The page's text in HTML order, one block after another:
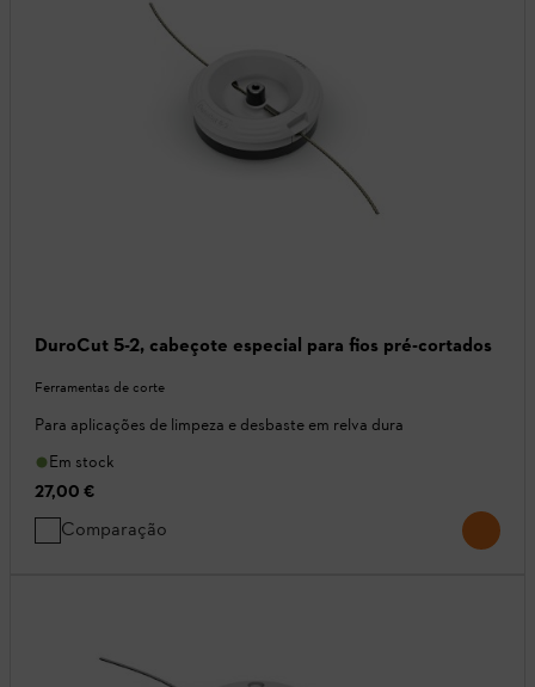
DuroCut 5-2, cabeçote especial para fios pré-cortados
Ferramentas de corte
Para aplicações de limpeza e desbaste em relva dura
Em stock
27,00 €
Comparação